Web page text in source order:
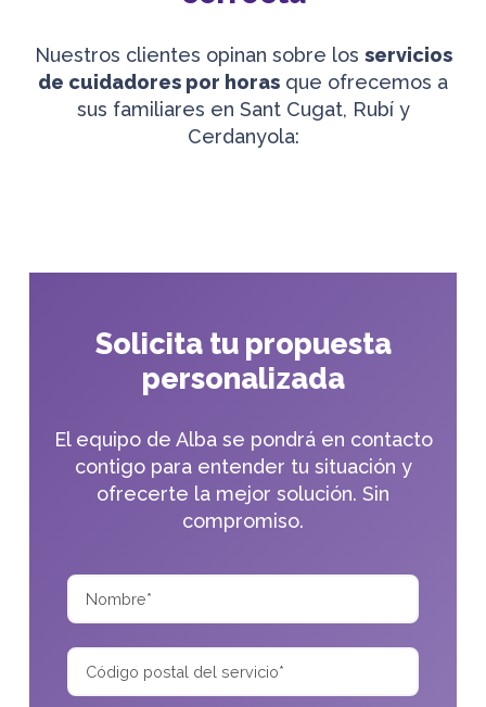
Nuestros clientes opinan sobre los servicios
de cuidadores por horas que ofrecemos a
sus familiares en Sant Cugat, Rubí y
Cerdanyola:
Solicita tu propuesta
personalizada
El equipo de Alba se pondrá en contacto
contigo para entender tu situación y
ofrecerte la mejor solución. Sin
compromiso.